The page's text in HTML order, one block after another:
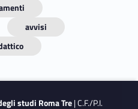
avvisi
studi Roma Tre| C.F./P.I.